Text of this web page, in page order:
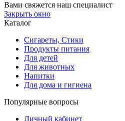
Вами свяжется наш специалист
Закрыть окно
Каталог
Сигареты, Стики
Продукты питания
Для детей
Для животных
Напитки
Для дома и гигиена
Популярные вопросы
Личный кабинет